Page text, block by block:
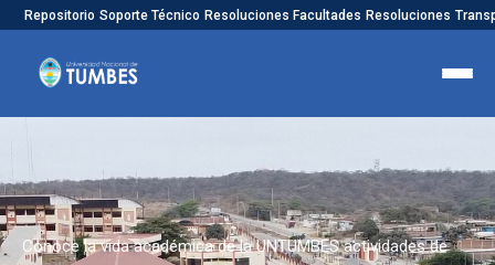
Repositorio Soporte Técnico Resoluciones Facultades Resoluciones
Conoce la vida académica de la UNTUMBES actividades de